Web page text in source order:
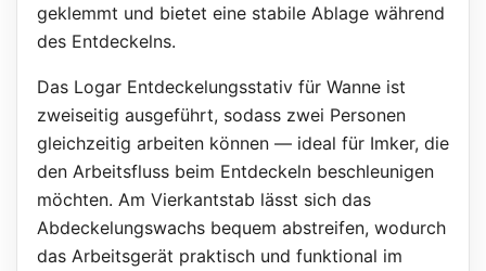
geklemmt und bietet eine stabile Ablage während
des Entdeckelns.
Das Logar Entdeckelungsstativ für Wanne ist
zweiseitig ausgeführt, sodass zwei Personen
gleichzeitig arbeiten können — ideal für Imker, die
den Arbeitsfluss beim Entdeckeln beschleunigen
möchten. Am Vierkantstab lässt sich das
Abdeckelungswachs bequem abstreifen, wodurch
das Arbeitsgerät praktisch und funktional im